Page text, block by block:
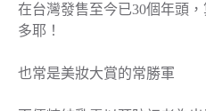
在台灣發售至今已30個年頭
多耶！
也常是美妝大賞的常勝軍